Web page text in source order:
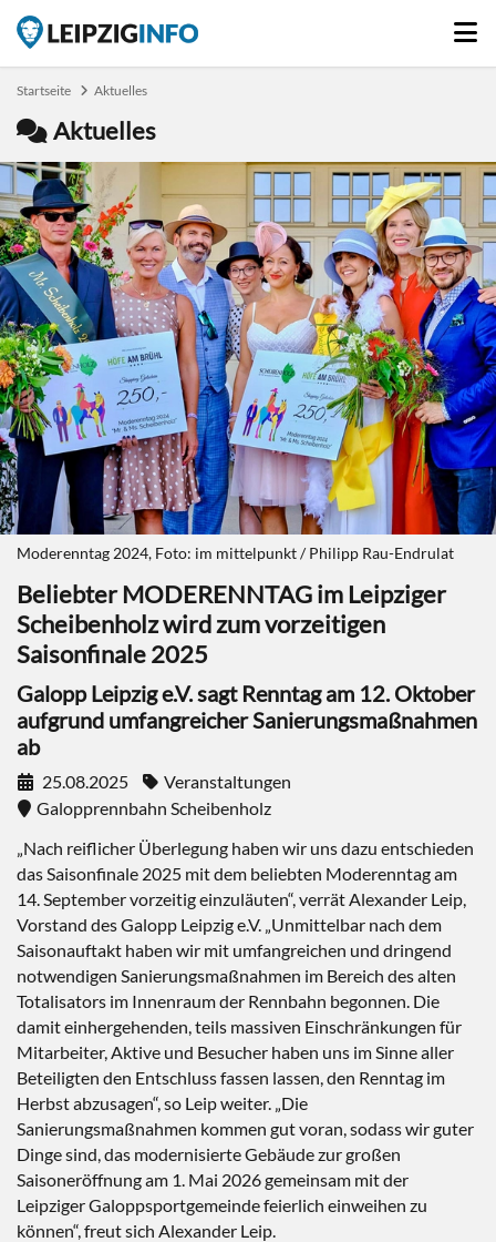
Startseite Aktuelles
Aktuelles
Moderenntag 2024, Foto: im mittelpunkt / Philipp Rau-Endrulat
Beliebter MODERENNTAG im Leipziger
Scheibenholz wird zum vorzeitigen
Saisonfinale 2025
Galopp Leipzig e.V. sagt Renntag am 12. Oktober
aufgrund umfangreicher Sanierungsmaßnahmen
ab
25.08.2025
Veranstaltungen
Galopprennbahn Scheibenholz
„Nach reiflicher Überlegung haben wir uns dazu entschieden
das Saisonfinale 2025 mit dem beliebten Moderenntag am
14. September vorzeitig einzuläuten“, verrät Alexander Leip,
Vorstand des Galopp Leipzig e.V. „Unmittelbar nach dem
Saisonauftakt haben wir mit umfangreichen und dringend
notwendigen Sanierungsmaßnahmen im Bereich des alten
Totalisators im Innenraum der Rennbahn begonnen. Die
damit einhergehenden, teils massiven Einschränkungen für
Mitarbeiter, Aktive und Besucher haben uns im Sinne aller
Beteiligten den Entschluss fassen lassen, den Renntag im
Herbst abzusagen“, so Leip weiter. „Die
Sanierungsmaßnahmen kommen gut voran, sodass wir guter
Dinge sind, das modernisierte Gebäude zur großen
Saisoneröffnung am 1. Mai 2026 gemeinsam mit der
Leipziger Galoppsportgemeinde feierlich einweihen zu
können“, freut sich Alexander Leip.